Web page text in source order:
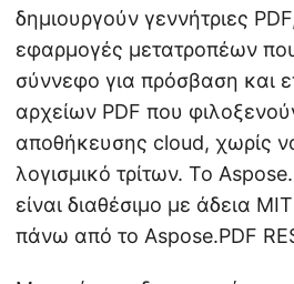
δημιουργούν γεννήτριες
εφαρμογές μετατροπέων
σύννεφο για πρόσβαση και
αρχείων PDF που
αποθήκευσης cloud, χωρίς
λογισμικό τρίτων. Το
είναι διαθέσιμο με άδεια
πάνω από το Aspose.PDF